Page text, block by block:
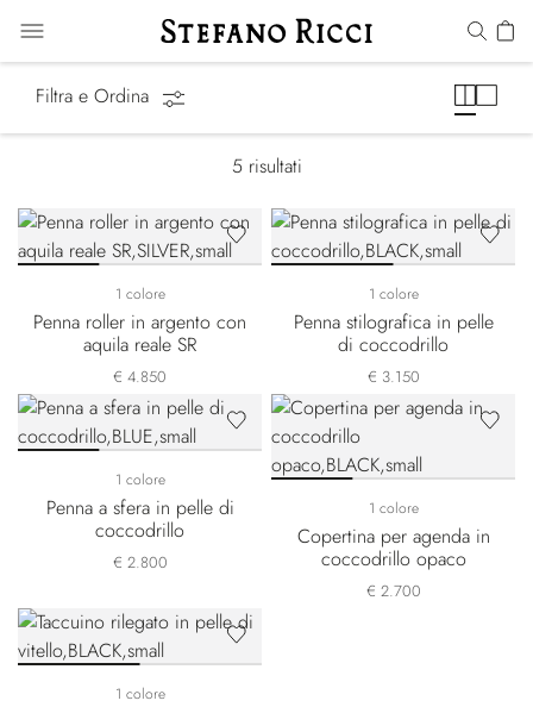
Filtra e Ordina
5 risultati
1 colore
Penna roller in argento con
aquila reale SR
€ 4.850
1 colore
Penna stilografica in pelle
di coccodrillo
€ 3.150
1 colore
Penna a sfera in pelle di
coccodrillo
€ 2.800
1 colore
Copertina per agenda in
coccodrillo opaco
€ 2.700
1 colore